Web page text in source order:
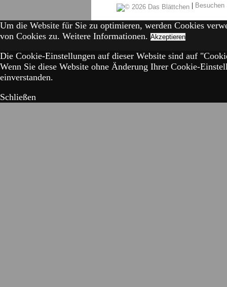
|
Um die Website für Sie zu optimieren, werden Cookies
von Cookies zu. Weitere Informationen. Akzeptieren
Die Cookie-Einstellungen auf dieser Website sind auf
Wenn Sie diese Website ohne Änderung Ihrer Cookie-
einverstanden.
Schließen